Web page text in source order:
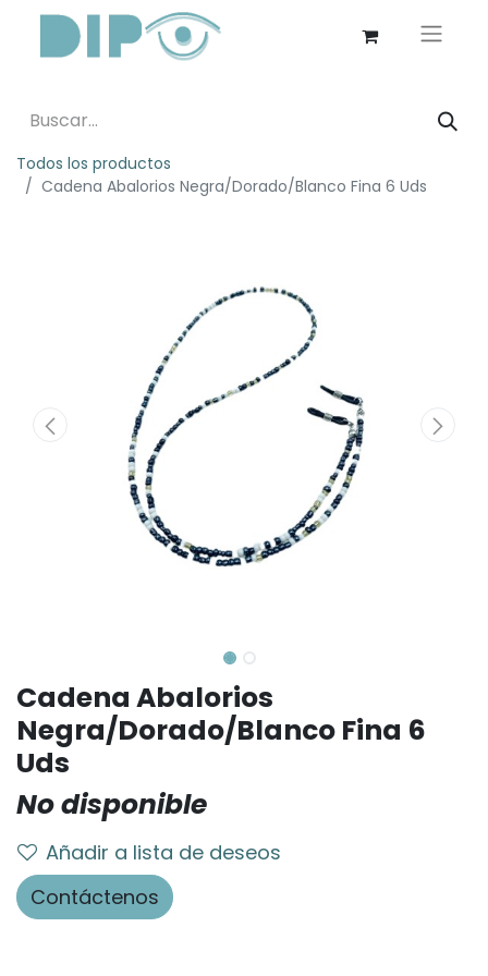
Todos los productos
Cadena Abalorios Negra/Dorado/Blanco Fina 6 Uds
Cadena Abalorios
Negra/Dorado/Blanco Fina 6
Uds
No disponible
Añadir a lista de deseos
Contáctenos